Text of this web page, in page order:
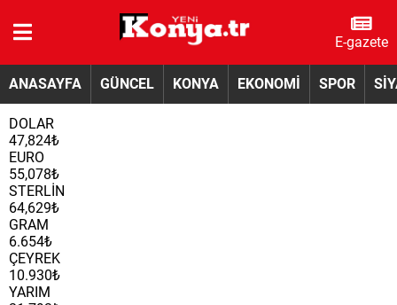
E-gazete
ANASAYFA GÜNCEL KONYA EKONOMİ SPOR
DOLAR
47,824₺
EURO
55,078₺
STERLİN
64,629₺
GRAM
6.654₺
ÇEYREK
10.930₺
YARIM